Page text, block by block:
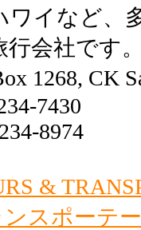
ワイなど、
行会社です
1268, CK
7430
8974
&
スポーテ